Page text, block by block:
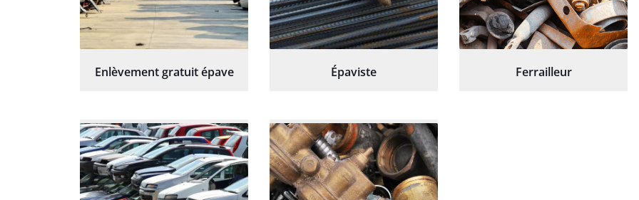
Enlèvement gratuit épave Épaviste Ferrailleur